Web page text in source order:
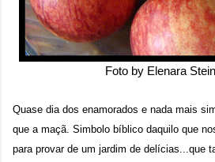
sensação isolada. Se per...
Foto by Elenara
Quase dia dos enamorados e nada mais
que a maçã. Simbolo bíblico daquilo que
para provar de um jardim de delícias...que